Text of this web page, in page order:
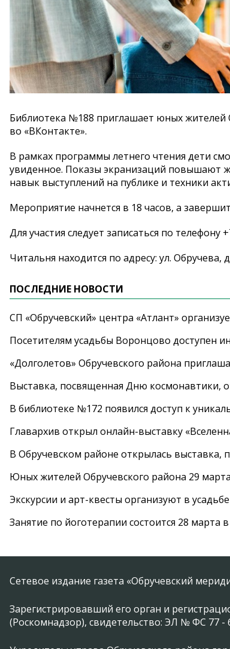
Библиотека №188 приглашает юных жителей
во «ВКонтакте».
В рамках программы летнего чтения дети
увиденное. Показы экранизаций повышают
навык выступлений на публике и техники
Мероприятие начнется в 18 часов, а
Для участия следует записаться по телефону
Читальня находится по адресу: ул. Обручева,
ПОСЛЕДНИЕ НОВОСТИ
СП «Обручевский» центра «Атлант»
Посетителям усадьбы Воронцово доступен
«Долголетов» Обручевского района
Выставка, посвященная Дню космонавтики,
В библиотеке №172 появился доступ к
Главархив открыл онлайн-выставку
В Обручевском районе открылась выставка,
Юных жителей Обручевского района 29
Экскурсии и арт-квесты организуют в
Занятие по йоготерапии состоится 28 марта
Сетевое издание газета «Обручевский
Зарегистрировавший его орган и
(Роскомнадзор), свидетельство: ЭЛ № ФС 77 -